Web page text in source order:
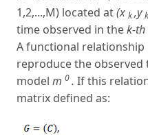
1,2,...,M) located at(x k,y k
time observed in thek-th
A functional relationship
reproduce the
model m 0. If this
matrix defined as: